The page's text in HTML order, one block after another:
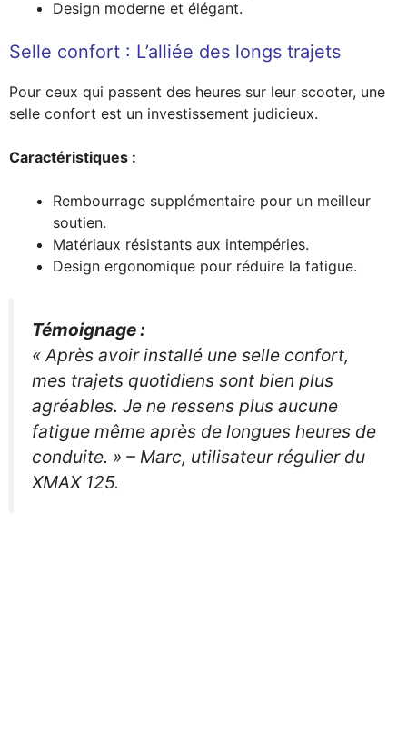
Design moderne et élégant.
Selle confort : L’alliée des longs trajets
Pour ceux qui passent des heures sur leur scooter, une
selle confort est un investissement judicieux.
Caractéristiques :
Rembourrage supplémentaire pour un meilleur
soutien.
Matériaux résistants aux intempéries.
Design ergonomique pour réduire la fatigue.
Témoignage :
« Après avoir installé une selle confort,
mes trajets quotidiens sont bien plus
agréables. Je ne ressens plus aucune
fatigue même après de longues heures de
conduite. » – Marc, utilisateur régulier du
XMAX 125.